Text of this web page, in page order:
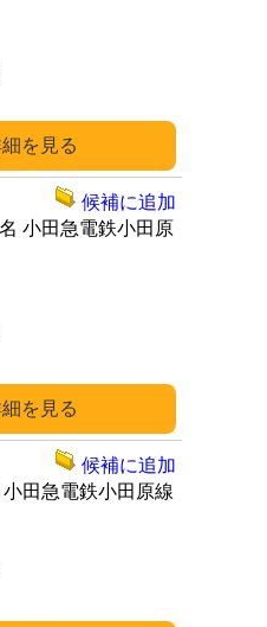
小田急電鉄小田原
候補に追加
小田急電鉄小田原線
候補に追加